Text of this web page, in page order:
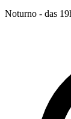
Noturno - das